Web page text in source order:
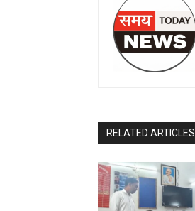
RELATED ARTICLES